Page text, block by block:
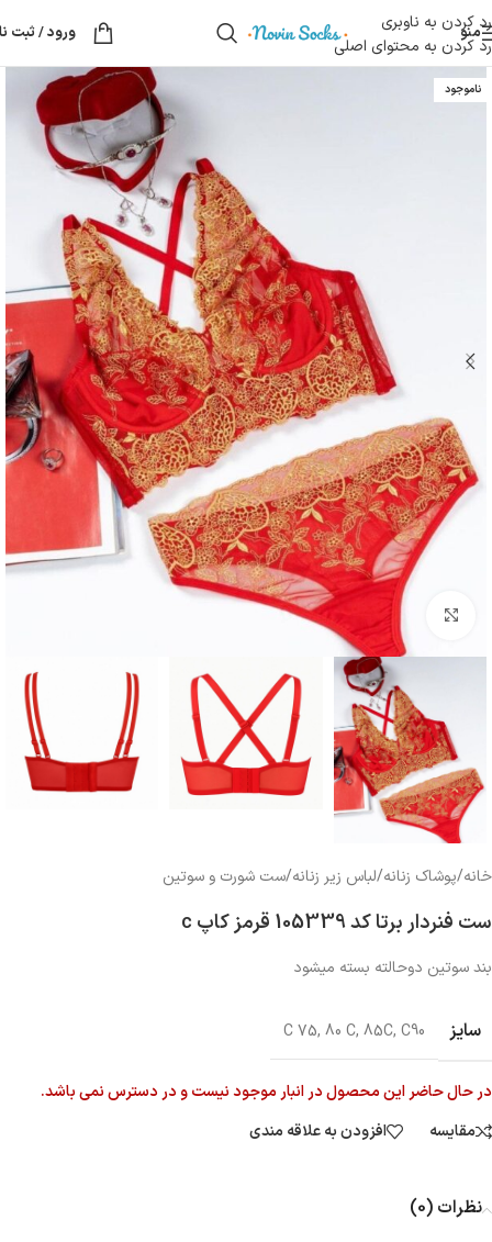
رد کردن به ناوبری
رد کردن به محتوای اصلی
منو ورود / ثبت
ناموجود
بزرگنمایی تصویر
خانه/پوشاک زنانه/لباس زیر زنانه/ست شورت و سوتین
ست فنردار برتا کد 105339 قرمز کاپ c
بند سوتین دوحالته بسته میشود
سایز C 75, 80 C, 85C, C90
در حال حاضر این محصول در انبار موجود نیست و در دسترس نمی باشد.
مقایسه
افزودن به علاقه مندی
نظرات (0)